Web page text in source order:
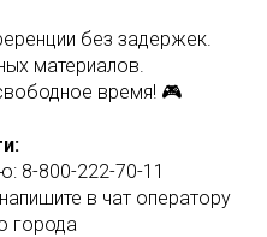
без задержек.
материалов.
время! 🎮
8-800-222-70-11
в чат оператору
города